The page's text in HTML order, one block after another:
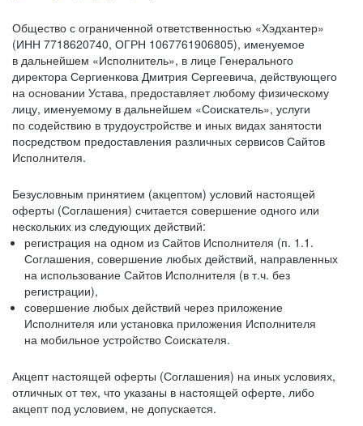
Общество с ограниченной ответственностью «Хэдхантер»
(ИНН 7718620740, ОГРН 1067761906805), именуемое
в дальнейшем «Исполнитель», в лице Генерального
директора Сергиенкова Дмитрия Сергеевича, действующего
на основании Устава, предоставляет любому физическому
лицу, именуемому в дальнейшем «Соискатель», услуги
по содействию в трудоустройстве и иных видах занятости
посредством предоставления различных сервисов Сайтов
Исполнителя.
Безусловным принятием (акцептом) условий настоящей
оферты (Соглашения) считается совершение одного или
нескольких из следующих действий:
регистрация на одном из Сайтов Исполнителя (п. 1.1.
Соглашения, совершение любых действий, направленных
на использование Сайтов Исполнителя (в т.ч. без
регистрации),
совершение любых действий через приложение
Исполнителя или установка приложения Исполнителя
на мобильное устройство Соискателя.
Акцепт настоящей оферты (Соглашения) на иных условиях,
отличных от тех, что указаны в настоящей оферте, либо
акцепт под условием, не допускается.